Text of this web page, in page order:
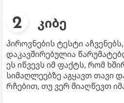
კიბე
პიროვნების ტესტი
დაკავშირებულია
ეს იწვევს იმ ფაქტს, რომ
სიმაღლეებზე აგყავთ თავი
რჩებით, თუ ვერ მიაღწევთ